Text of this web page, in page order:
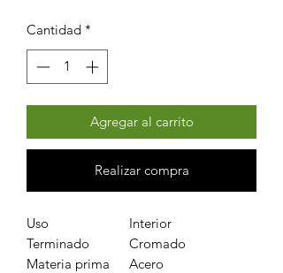
Cantidad *
Agregar al carrito
Realizar compra
Uso
Interior
Terminado
Cromado
Materia prima
Acero